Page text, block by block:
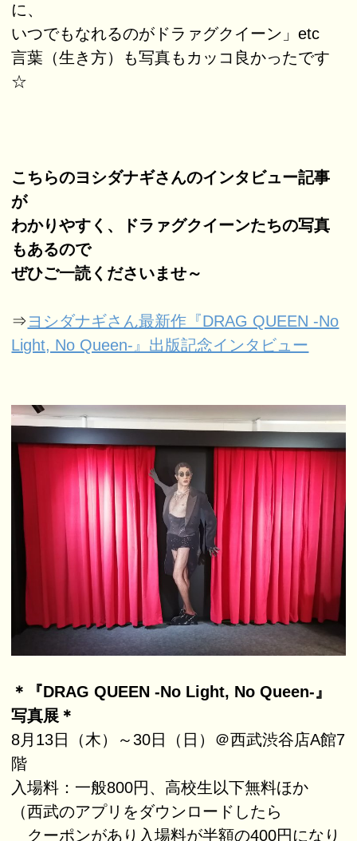
に、
いつでもなれるのがドラァグクイーン」etc
言葉（生き方）も写真もカッコ良かったです
☆
こちらのヨシダナギさんのインタビュー記事
が
わかりやすく、ドラァグクイーンたちの写真
もあるので
ぜひご一読くださいませ～
⇒ ヨシダナギさん最新作『DRAG QUEEN -No
Light, No Queen-』出版記念インタビュー
＊『DRAG QUEEN -No Light, No Queen-』
写真展＊
8月13日（木）～30日（日）＠西武渋谷店A館7
階
入場料：一般800円、高校生以下無料ほか
（西武のアプリをダウンロードしたら
クーポンがあり入場料が半額の400円になり